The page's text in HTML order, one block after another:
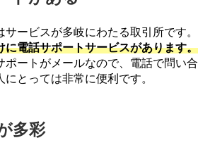
サービスが多岐にわたる取引所です。
に電話サポートサービスがあります。
ポートがメールなので、電話で問い合
とっては非常に便利です。
多彩